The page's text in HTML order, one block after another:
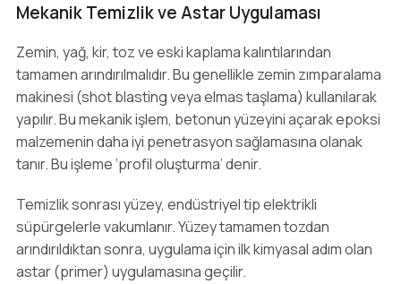
Mekanik Temizlik ve Astar Uygulaması
Zemin, yağ, kir, toz ve eski kaplama kalıntılarından
tamamen arındırılmalıdır. Bu genellikle zemin zımparalama
makinesi (shot blasting veya elmas taşlama) kullanılarak
yapılır. Bu mekanik işlem, betonun yüzeyini açarak epoksi
malzemenin daha iyi penetrasyon sağlamasına olanak
tanır. Bu işleme ‘profil oluşturma’ denir.
Temizlik sonrası yüzey, endüstriyel tip elektrikli
süpürgelerle vakumlanır. Yüzey tamamen tozdan
arındırıldıktan sonra, uygulama için ilk kimyasal adım olan
astar (primer) uygulamasına geçilir.